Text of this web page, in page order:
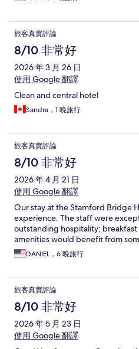
absolute highlights was the
great atmosphere to unwind in
Plus, as a wonderful bonus, we
just for being hotel guests! Highly
anyone looking for great
transit links in London. We would
旅客真實評論
8/10 非常好
2026 年 3 月 26 日
使用 Google 翻譯
Clean and central hotel
Sandra，1 晚旅行
旅客真實評論
8/10 非常好
2026 年 4 月 21 日
使用 Google 翻譯
Our stay at the Stamford Bridge
experience. The staff were
outstanding hospitality;
amenities would benefit from
DANIEL，6 晚旅行
旅客真實評論
8/10 非常好
2026 年 5 月 23 日
使用 Google 翻譯